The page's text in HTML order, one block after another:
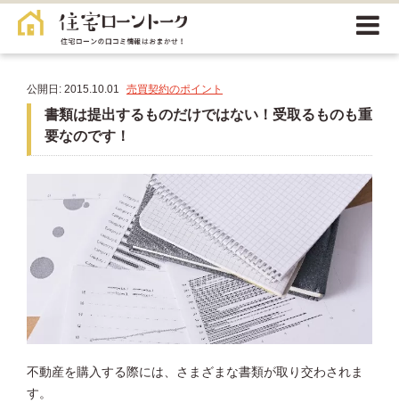
公開日: 2015.10.01 売買契約のポイント
書類は提出するものだけではない！受取るものも重
要なのです！
不動産を購入する際には、さまざまな書類が取り交わされま
す。